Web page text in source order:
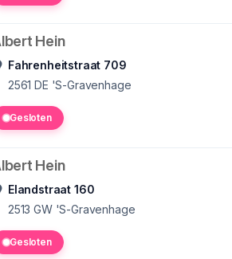
Hein
Fahrenheitstraat 709
2561 DE 'S-Gravenhage
Gesloten
Hein
Elandstraat 160
2513 GW 'S-Gravenhage
Gesloten